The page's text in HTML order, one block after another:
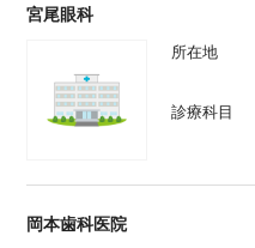
宮尾眼科
所在地
診療科目
岡本歯科医院